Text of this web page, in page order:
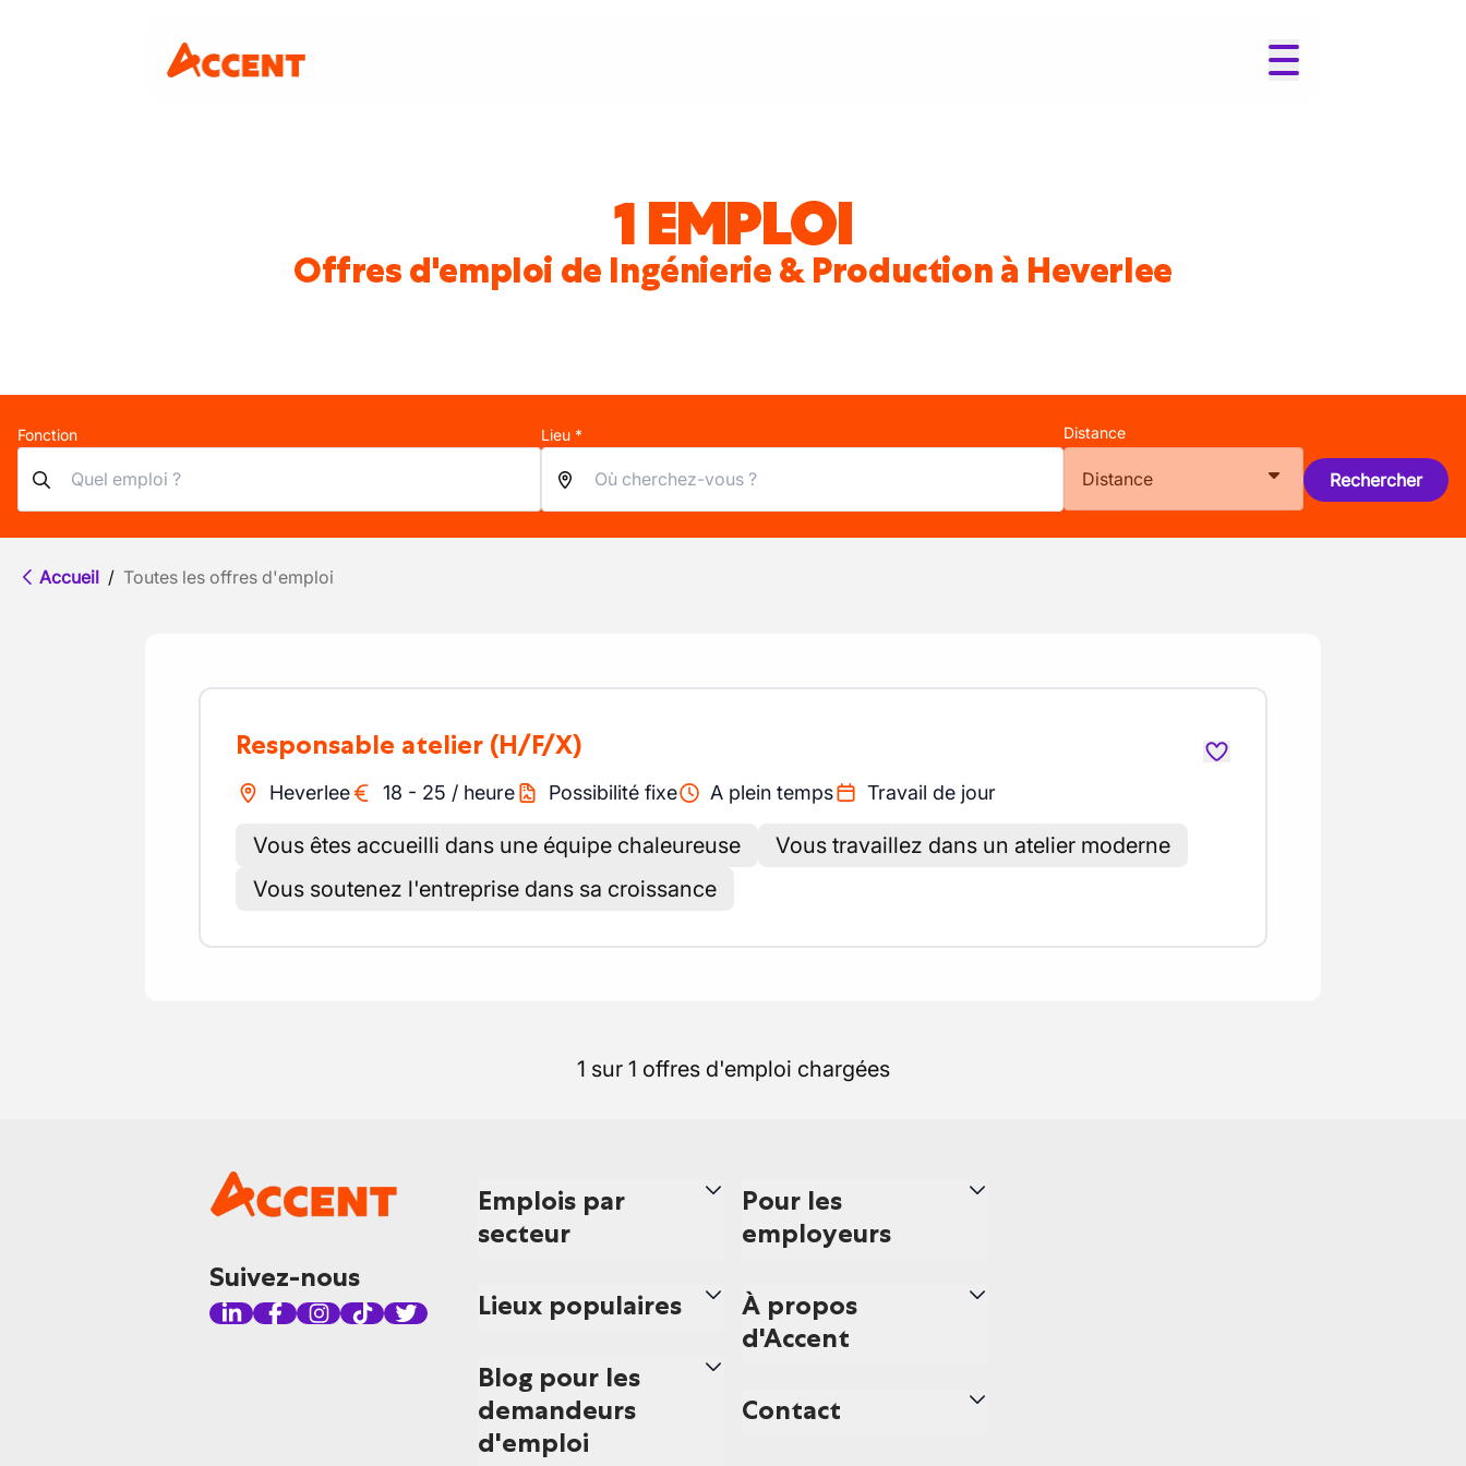
1 EMPLOI
Offres d'emploi de Ingénierie & Production à Heverlee
Fonction Lieu * Distance
Distance Rechercher
Accueil / Toutes les offres d'emploi
Responsable atelier (H/F/X)
Heverlee 18 - 25 / heure Possibilité fixe A plein temps Travail de jour
Vous êtes accueilli dans une équipe chaleureuse
Vous travaillez dans un atelier moderne
Vous soutenez l'entreprise dans sa croissance
1 sur 1 offres d'emploi chargées
Suivez-nous
Emplois par
secteur
Lieux populaires
Blog pour les
demandeurs
d'emploi
Pour les
employeurs
À propos
d'Accent
Contact